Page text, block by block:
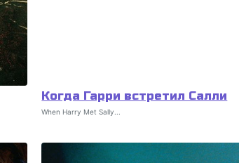
Когда Гарри встретил Салли
When Harry Met Sally...